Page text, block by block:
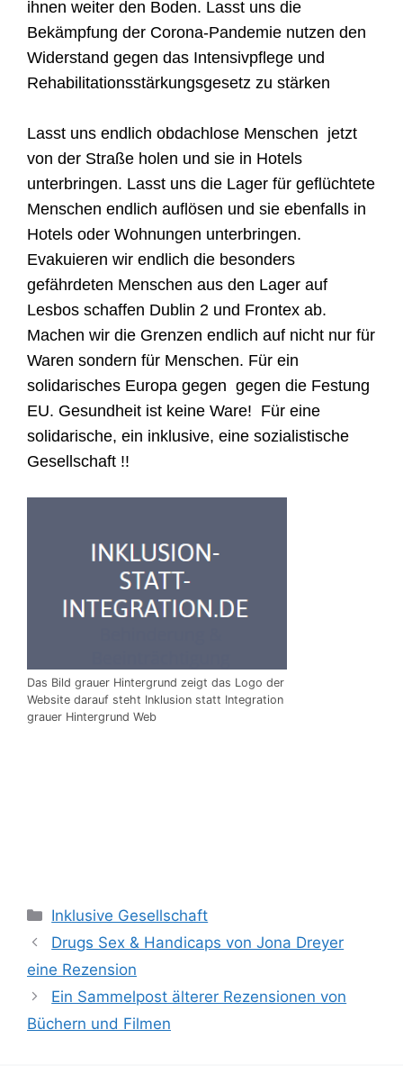
ihnen weiter den Boden. Lasst uns die
Bekämpfung der Corona-Pandemie nutzen den
Widerstand gegen das Intensivpflege und
Rehabilitationsstärkungsgesetz zu stärken
Lasst uns endlich obdachlose Menschen jetzt
von der Straße holen und sie in Hotels
unterbringen. Lasst uns die Lager für geflüchtete
Menschen endlich auflösen und sie ebenfalls in
Hotels oder Wohnungen unterbringen.
Evakuieren wir endlich die besonders
gefährdeten Menschen aus den Lager auf
Lesbos schaffen Dublin 2 und Frontex ab.
Machen wir die Grenzen endlich auf nicht nur für
Waren sondern für Menschen. Für ein
solidarisches Europa gegen gegen die Festung
EU. Gesundheit ist keine Ware! Für eine
solidarische, ein inklusive, eine sozialistische
Gesellschaft !!
Das Bild grauer Hintergrund zeigt das Logo der
Website darauf steht Inklusion statt Integration
grauer Hintergrund Web
Kategorien
Inklusive Gesellschaft
Drugs Sex & Handicaps von Jona Dreyer
eine Rezension
Ein Sammelpost älterer Rezensionen von
Büchern und Filmen